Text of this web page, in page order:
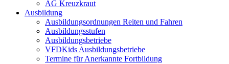
AG Kreuzkraut
Ausbildung
Ausbildungsordnungen Reiten und Fahren
Ausbildungsstufen
Ausbildungsbetriebe
VFDKids Ausbildungsbetriebe
Termine für Anerkannte Fortbildung